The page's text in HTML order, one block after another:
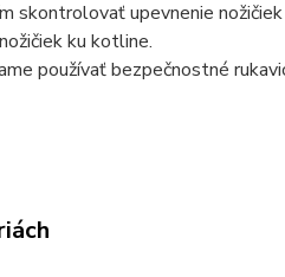
skontrolovať upevnenie
ku kotline.
používať bezpečnostné